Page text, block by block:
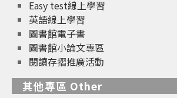
Easy test線上學習
英語線上學習
圖書館電子書
圖書館小論文專區
閱讀存摺推廣活動
其他專區 Other